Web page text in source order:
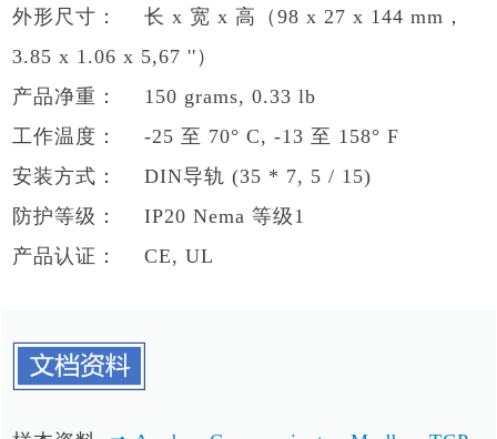
外形尺寸： 长 x 宽 x 高（98 x 27 x 144 mm，
3.85 x 1.06 x 5,67 ''）
产品净重： 150 grams, 0.33 lb
工作温度： -25 至 70° C, -13 至 158° F
安装方式： DIN导轨 (35 * 7, 5 / 15)
防护等级： IP20 Nema 等级1
产品认证： CE, UL